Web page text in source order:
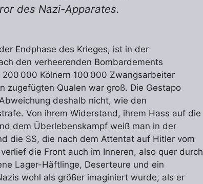
des Nazi-Apparates.
Endphase des Krieges, ist in der
den verheerenden Bombardements
000 Kölnern 100 000 Zwangsarbeiter
zugefügten Qualen war groß. Die Gestapo
deshalb nicht, wie den
Von ihrem Widerstand, ihrem Hass auf die
dem Überlebenskampf weiß man in der
die SS, die nach dem Attentat auf Hitler vom
die Front auch im Inneren, also quer durch
Lager-Häftlinge, Deserteure und ein
wohl als größer imaginiert wurde, als er